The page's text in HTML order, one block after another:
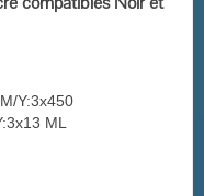
Y:3x450
ML